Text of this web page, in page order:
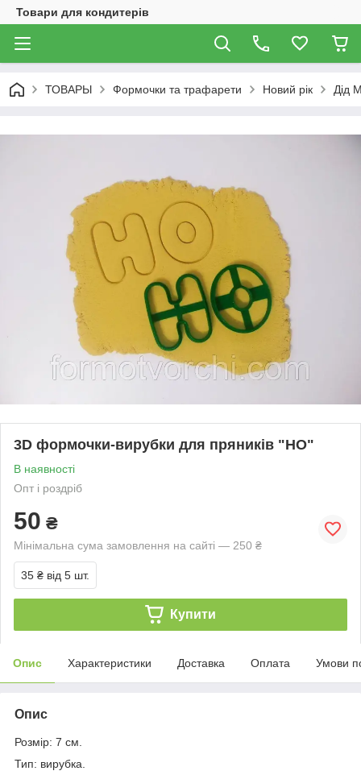
Товари для кондитерів
ТОВАРЫ Формочки та трафарети Новий рік Дід
3D формочки-вирубки для пряників "НО"
В наявності
Опт і роздріб
50 ₴
Мінімальна сума замовлення на сайті — 250 ₴
35 ₴ від 5 шт.
Купити
Опис Характеристики Доставка Оплата Умови
Опис
Розмір: 7 см.
Тип: вирубка.